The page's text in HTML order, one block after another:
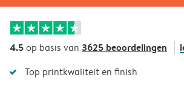
4.5op basis van 3625 beoordelingen
Top printkwaliteit en finish